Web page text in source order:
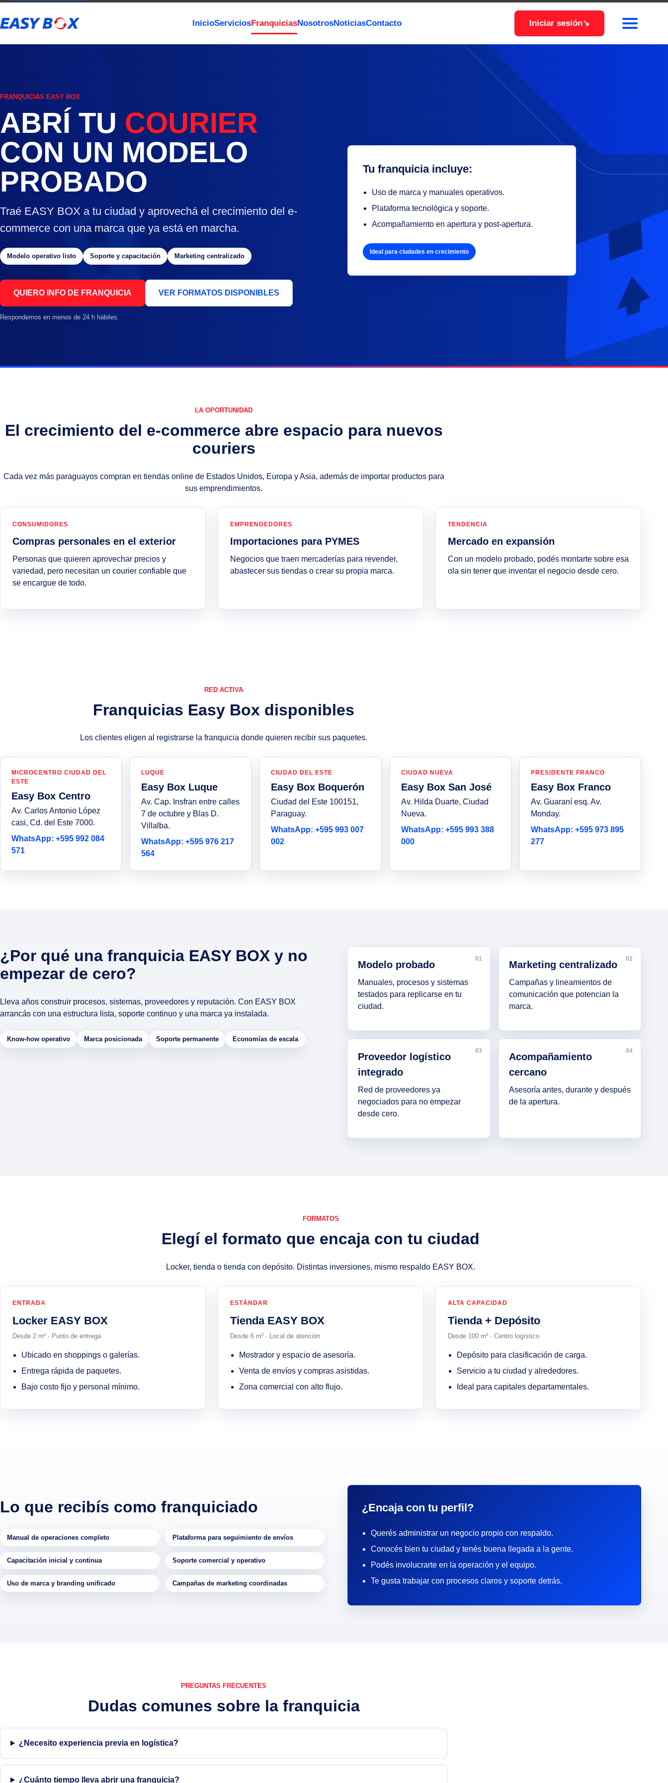
InicioServiciosFranquiciasNosotrosNoticiasContacto Iniciar sesión↘
FRANQUICIAS EASY BOX
ABRÍ TU COURIER
CON UN MODELO
PROBADO
Traé EASY BOX a tu ciudad y aprovechá el crecimiento del e-
commerce con una marca que ya está en marcha.
Modelo operativo listo Soporte y capacitación Marketing centralizado
QUIERO INFO DE FRANQUICIA VER FORMATOS DISPONIBLES
Respondemos en menos de 24 h hábiles.
Tu franquicia incluye:
Uso de marca y manuales operativos.
Plataforma tecnológica y soporte.
Acompañamiento en apertura y post-apertura.
Ideal para ciudades en crecimiento
LA OPORTUNIDAD
El crecimiento del e-commerce abre espacio para nuevos
couriers
Cada vez más paraguayos compran en tiendas online de Estados Unidos, Europa y Asia, además de importar productos para
sus emprendimientos.
CONSUMIDORES
Compras personales en el exterior
Personas que quieren aprovechar precios y
variedad, pero necesitan un courier confiable que
se encargue de todo.
EMPRENDEDORES
Importaciones para PYMES
Negocios que traen mercaderías para revender,
abastecer sus tiendas o crear su propia marca.
TENDENCIA
Mercado en expansión
Con un modelo probado, podés montarte sobre esa
ola sin tener que inventar el negocio desde cero.
RED ACTIVA
Franquicias Easy Box disponibles
Los clientes eligen al registrarse la franquicia donde quieren recibir sus paquetes.
MICROCENTRO CIUDAD DEL
ESTE
Easy Box Centro
Av. Carlos Antonio López
casi, Cd. del Este 7000.
WhatsApp: +595 992 084
571
LUQUE
Easy Box Luque
Av. Cap. Insfran entre calles
7 de octubre y Blas D.
Villalba.
WhatsApp: +595 976 217
564
CIUDAD DEL ESTE
Easy Box Boquerón
Ciudad del Este 100151,
Paraguay.
WhatsApp: +595 993 007
002
CIUDAD NUEVA
Easy Box San José
Av. Hilda Duarte, Ciudad
Nueva.
WhatsApp: +595 993 388
000
PRESIDENTE FRANCO
Easy Box Franco
Av. Guaraní esq. Av.
Monday.
WhatsApp: +595 973 895
277
¿Por qué una franquicia EASY BOX y no
empezar de cero?
Lleva años construir procesos, sistemas, proveedores y reputación. Con EASY BOX
arrancás con una estructura lista, soporte continuo y una marca ya instalada.
Know-how operativo Marca posicionada Soporte permanente Economías de escala
01
Modelo probado
Manuales, procesos y sistemas
testados para replicarse en tu
ciudad.
02
Marketing centralizado
Campañas y lineamientos de
comunicación que potencian la
marca.
03
Proveedor logístico
integrado
Red de proveedores ya
negociados para no empezar
desde cero.
04
Acompañamiento
cercano
Asesoría antes, durante y después
de la apertura.
FORMATOS
Elegí el formato que encaja con tu ciudad
Locker, tienda o tienda con depósito. Distintas inversiones, mismo respaldo EASY BOX.
ENTRADA
Locker EASY BOX
Desde 2 m² · Punto de entrega
Ubicado en shoppings o galerías.
Entrega rápida de paquetes.
Bajo costo fijo y personal mínimo.
ESTÁNDAR
Tienda EASY BOX
Desde 6 m² · Local de atención
Mostrador y espacio de asesoría.
Venta de envíos y compras asistidas.
Zona comercial con alto flujo.
ALTA CAPACIDAD
Tienda + Depósito
Desde 100 m² · Centro logístico
Depósito para clasificación de carga.
Servicio a tu ciudad y alrededores.
Ideal para capitales departamentales.
Lo que recibís como franquiciado
Manual de operaciones completo Plataforma para seguimiento de envíos
Capacitación inicial y continua Soporte comercial y operativo
Uso de marca y branding unificado Campañas de marketing coordinadas
¿Encaja con tu perfil?
Querés administrar un negocio propio con respaldo.
Conocés bien tu ciudad y tenés buena llegada a la gente.
Podés involucrarte en la operación y el equipo.
Te gusta trabajar con procesos claros y soporte detrás.
PREGUNTAS FRECUENTES
Dudas comunes sobre la franquicia
¿Necesito experiencia previa en logística?
¿Cuánto tiempo lleva abrir una franquicia?